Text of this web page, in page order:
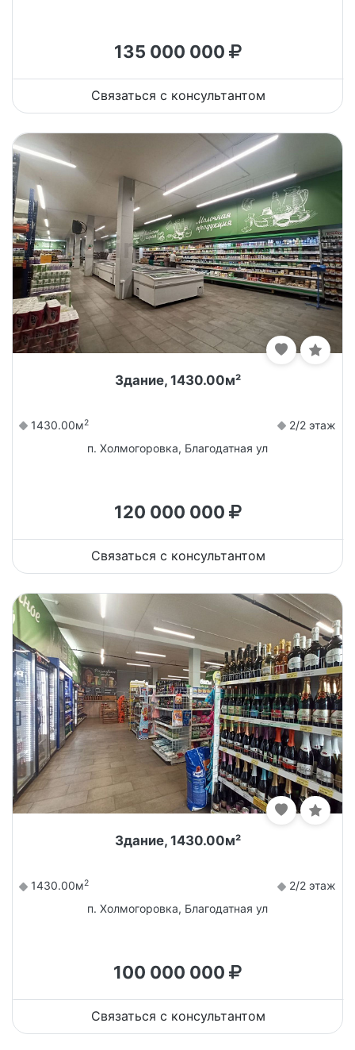
135 000 000
Связаться с консультантом
Здание, 1430.00м²
1430.00м2
2/2 этаж
п. Холмогоровка, Благодатная ул
120 000 000
Связаться с консультантом
Здание, 1430.00м²
1430.00м2
2/2 этаж
п. Холмогоровка, Благодатная ул
100 000 000
Связаться с консультантом